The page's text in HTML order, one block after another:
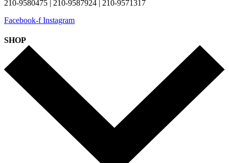
210-9580475 | 210-9587924 | 210-9571317
Facebook-f Instagram
SHOP